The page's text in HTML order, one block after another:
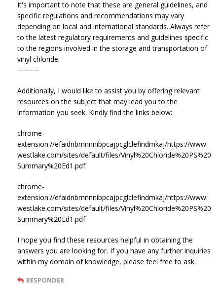
It's important to note that these are general guidelines, and
specific regulations and recommendations may vary
depending on local and international standards. Always refer
to the latest regulatory requirements and guidelines specific
to the regions involved in the storage and transportation of
vinyl chloride.
---------
Additionally, I would like to assist you by offering relevant
resources on the subject that may lead you to the
information you seek. Kindly find the links below:
chrome-
extension://efaidnbmnnnibpcajpcglclefindmkaj/https://www.
westlake.com/sites/default/files/Vinyl%20Chloride%20PS%20
Summary%20Ed1.pdf
chrome-
extension://efaidnbmnnnibpcajpcglclefindmkaj/https://www.
westlake.com/sites/default/files/Vinyl%20Chloride%20PS%20
Summary%20Ed1.pdf
I hope you find these resources helpful in obtaining the
answers you are looking for. If you have any further inquiries
within my domain of knowledge, please feel free to ask.
RESPONDER